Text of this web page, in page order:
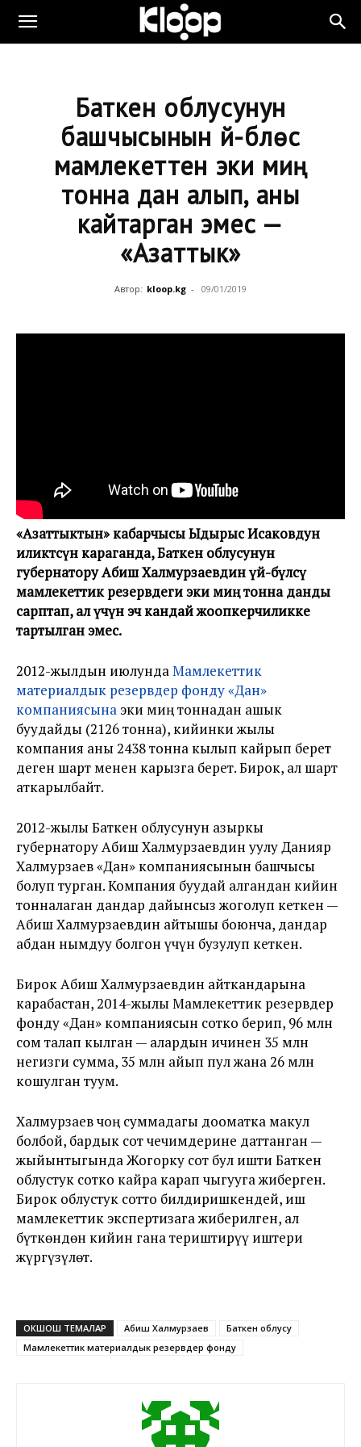
Баткен облусунун
башчысынын үй-бүлөсү
мамлекеттен эки миң
тонна дан алып, аны
кайтарган эмес —
«Азаттык»
Автор: kloop.kg - 09/01/2019
«Азаттыктын» кабарчысы Ыдырыс Исаковдун
иликтөөсүнө караганда, Баткен облусунун
губернатору Абиш Халмурзаевдин үй-бүлөсү
мамлекеттик резервдеги эки миң тонна данды
сарптап, ал үчүн эч кандай жоопкерчиликке
тартылган эмес.
2012-жылдын июлунда Мамлекеттик
материалдык резервдер фонду «Дан»
компаниясына эки миң тоннадан ашык
буудайды (2126 тонна), кийинки жылы
компания аны 2438 тонна кылып кайрып берет
деген шарт менен карызга берет. Бирок, ал шарт
аткарылбайт.
2012-жылы Баткен облусунун азыркы
губернатору Абиш Халмурзаевдин уулу Данияр
Халмурзаев «Дан» компаниясынын башчысы
болуп турган. Компания буудай алгандан кийин
тонналаган дандар дайынсыз жоголуп кеткен —
Абиш Халмурзаевдин айтышы боюнча, дандар
абдан нымдуу болгон үчүн бузулуп кеткен.
Бирок Абиш Халмурзаевдин айткандарына
карабастан, 2014-жылы Мамлекеттик резервдер
фонду «Дан» компаниясын сотко берип, 96 млн
сом талап кылган — алардын ичинен 35 млн
негизги сумма, 35 млн айып пул жана 26 млн
кошулган туум.
Халмурзаев чоң суммадагы дооматка макул
болбой, бардык сот чечимдерине даттанган —
жыйынтыгында Жогорку сот бул ишти Баткен
облустук сотко кайра карап чыгууга жиберген.
Бирок облустук сотто билдиришкендей, иш
мамлекеттик экспертизага жиберилген, ал
бүткөндөн кийин гана териштирүү иштери
жүргүзүлөт.
ОКШОШ ТЕМАЛАР Абиш Халмурзаев
Баткен облусу
Мамлекеттик материалдык резервдер фонду